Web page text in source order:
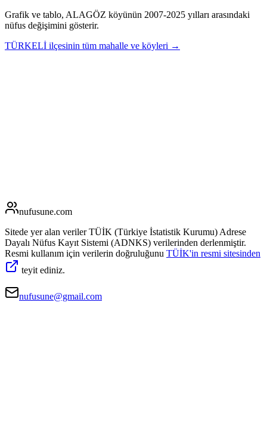
Grafik ve tablo, ALAGÖZ köyünün 2007-2025 yılları arasındaki
nüfus değişimini gösterir.
TÜRKELİ ilçesinin tüm mahalle ve köyleri →
nufusune.com
Sitede yer alan veriler TÜİK (Türkiye İstatistik Kurumu) Adrese
Dayalı Nüfus Kayıt Sistemi (ADNKS) verilerinden derlenmiştir.
Resmi kullanım için verilerin doğruluğunu TÜİK'in resmi sitesinden
teyit ediniz.
nufusune@gmail.com